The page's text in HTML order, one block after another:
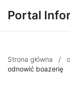
Portal
Strona główna /
odnowić boazerię